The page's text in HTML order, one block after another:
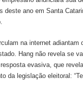
deste ano em Santa
na internet adiantam
Hang não revela se
evasiva, que
da legislação eleitoral: